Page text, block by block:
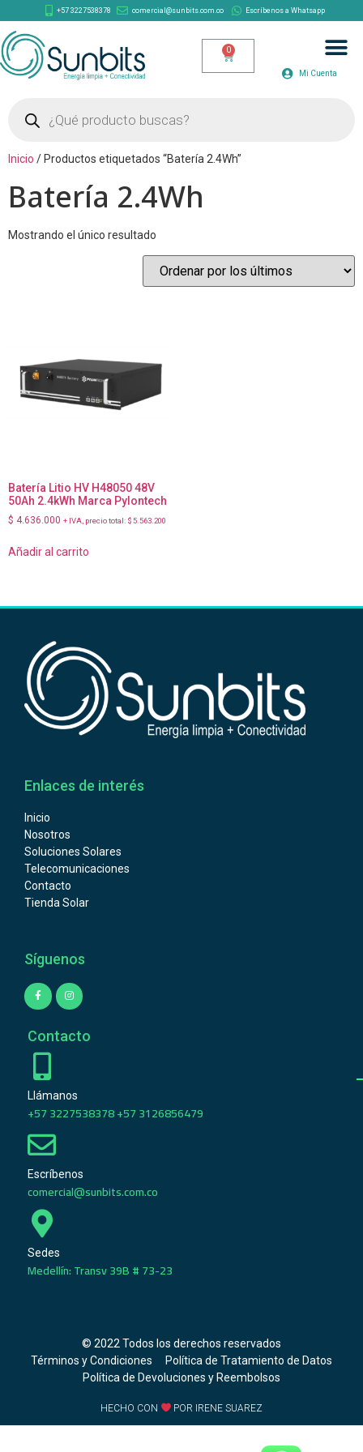
+57 3227538378 comercial@sunbits.com.co Escríbenos a Whatsapp
Mi Cuenta
Inicio / Productos etiquetados “Batería 2.4Wh”
Batería 2.4Wh
Mostrando el único resultado
Batería Litio HV H48050 48V
50Ah 2.4kWh Marca Pylontech
$ 4.636.000 + IVA, precio total: $5.563.200
Añadir al carrito
Enlaces de interés
Inicio
Nosotros
Soluciones Solares
Telecomunicaciones
Contacto
Tienda Solar
Síguenos
Contacto
Llámanos
+57 3227538378 +57 3126856479
Escríbenos
comercial@sunbits.com.co
Sedes
Medellín: Transv 39B # 73-23
© 2022 Todos los derechos reservados
Términos y Condiciones
Política de Tratamiento de Datos
Política de Devoluciones y Reembolsos
HECHO CON POR IRENE SUAREZ